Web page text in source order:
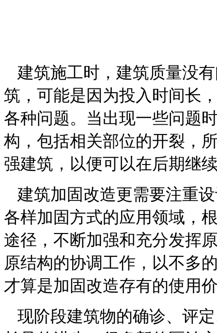
建筑施工时，建筑质量没
筑，可能是因为投入时间长
各种问题。当出现一些问题
构，包括相关部位的开裂，
强建筑，以便可以在后期继
建筑加固改造更需要注重
各样加固方式的应用领域，
途径，不断加强和充分发挥
原结构的协调工作，以不多
才算是加固改造存有的使用
现阶段建筑物的确诊、评